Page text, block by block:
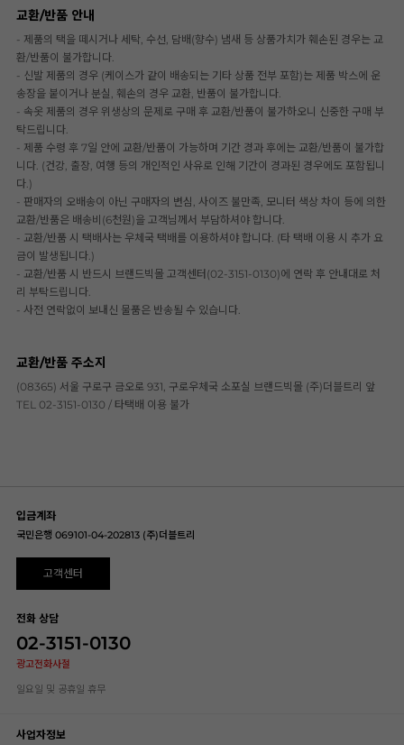
교환/반품 안내
- 제품의 택을 떼시거나 세탁, 수선, 담배(향수) 냄새 등 상품가치가 훼손된 경우는 교
환/반품이 불가합니다.
- 신발 제품의 경우 (케이스가 같이 배송되는 기타 상품 전부 포함)는 제품 박스에 운
송장을 붙이거나 분실, 훼손의 경우 교환, 반품이 불가합니다.
- 속옷 제품의 경우 위생상의 문제로 구매 후 교환/반품이 불가하오니 신중한 구매 부
탁드립니다.
- 제품 수령 후 7일 안에 교환/반품이 가능하며 기간 경과 후에는 교환/반품이 불가합
니다. (건강, 출장, 여행 등의 개인적인 사유로 인해 기간이 경과된 경우에도 포함됩니
다.)
- 판매자의 오배송이 아닌 구매자의 변심, 사이즈 불만족, 모니터 색상 차이 등에 의한
교환/반품은 배송비(6천원)을 고객님께서 부담하셔야 합니다.
- 교환/반품 시 택배사는 우체국 택배를 이용하셔야 합니다. (타 택배 이용 시 추가 요
금이 발생됩니다.)
- 교환/반품 시 반드시 브랜드빅몰 고객센터(02-3151-0130)에 연락 후 안내대로 처
리 부탁드립니다.
- 사전 연락없이 보내신 물품은 반송될 수 있습니다.
교환/반품 주소지
(08365) 서울 구로구 금오로 931, 구로우체국 소포실 브랜드빅몰 (주)더블트리 앞
TEL 02-3151-0130 / 타택배 이용 불가
입금계좌
국민은행 069101-04-202813 (주)더블트리
고객센터
전화 상담
02-3151-0130
광고전화사절
일요일 및 공휴일 휴무
사업자정보